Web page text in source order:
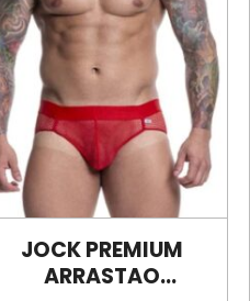
JOCK PREMIUM
ARRASTAO